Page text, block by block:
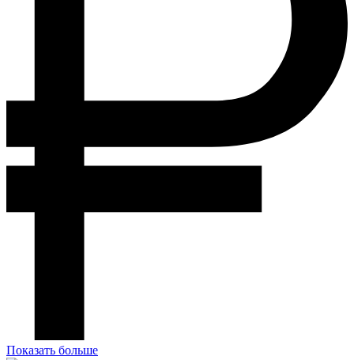
Показать больше